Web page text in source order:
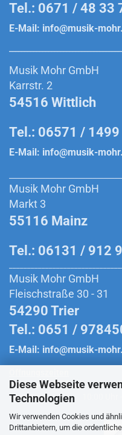
Diese Webseite
Technologien
Wir verwenden Cookies und
Drittanbietern, um die
Tel.: 0671 / 48 33
E-Mail: info@musik-
Musik Mohr GmbH
Karrstr. 2
54516 Wittlich
Tel.: 06571 /
E-Mail: info@musik-
Musik Mohr GmbH
Markt 3
55116 Mainz
Tel.: 06131 / 912
Musik Mohr GmbH
Fleischstraße 30 - 31
54290 Trier
Tel.: 0651 /
E-Mail: info@musik-
Montag bis Freitag:10:00
Samstag:10:00 Uhr -